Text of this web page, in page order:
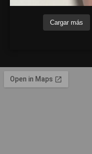
Cargar más